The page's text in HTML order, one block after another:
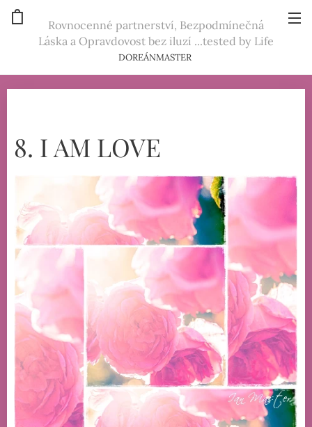
Rovnocenné partnerství, Bezpodmínečná
Láska a Opravdovost bez iluzí ...tested by Life
DOREÁNMASTER
8. I AM LOVE